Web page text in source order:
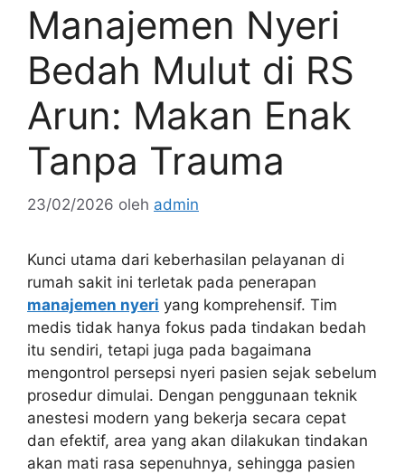
Manajemen Nyeri
Bedah Mulut di RS
Arun: Makan Enak
Tanpa Trauma
23/02/2026 oleh admin
Kunci utama dari keberhasilan pelayanan di
rumah sakit ini terletak pada penerapan
manajemen nyeri yang komprehensif. Tim
medis tidak hanya fokus pada tindakan bedah
itu sendiri, tetapi juga pada bagaimana
mengontrol persepsi nyeri pasien sejak sebelum
prosedur dimulai. Dengan penggunaan teknik
anestesi modern yang bekerja secara cepat
dan efektif, area yang akan dilakukan tindakan
akan mati rasa sepenuhnya, sehingga pasien